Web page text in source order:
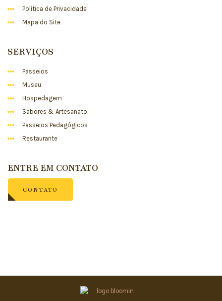
Política de Privacidade
Mapa do Site
SERVIÇOS
Passeios
Museu
Hospedagem
Sabores & Artesanato
Passeios Pedagógicos
Restaurante
ENTRE EM CONTATO
CONTATO